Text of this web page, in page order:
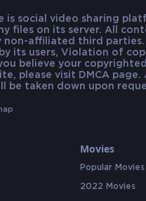
is social video sharing
files on its server. All
non-affiliated third
its users, Violation of
believe your
please visit DMCA
be taken down upon
Movies
Popular Movies
2022 Movies